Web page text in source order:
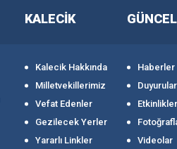
KALECİK
Kalecik Hakkında
Milletvekillerimiz
Vefat Edenler
Gezilecek Yerler
Yararlı Linkler
GÜNCEL
Haberler
Duyurular
Etkinlikler
Videolar